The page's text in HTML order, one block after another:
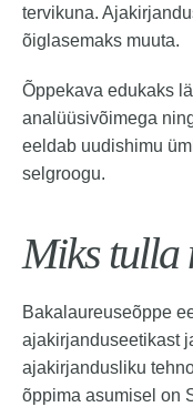
tervikuna.
õiglasemaks muuta.
Õppekava edukaks
analüüsivõimega
eeldab uudishimu
selgroogu.
Miks tulla
Bakalaureuseõppe
ajakirjanduseetikast
ajakirjandusliku
õppima asumisel on